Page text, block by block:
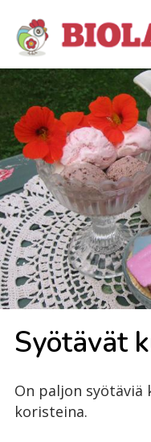
Syö­tä­vät
On paljon syötäviä
koristeina.